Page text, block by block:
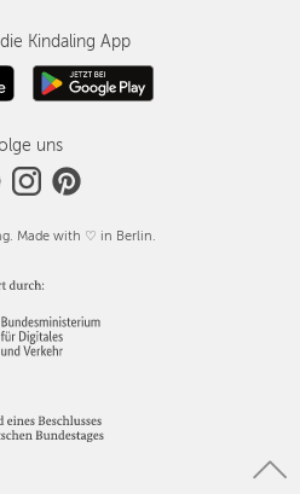
Kindaling App
uns
Made with ♡ in Berlin.